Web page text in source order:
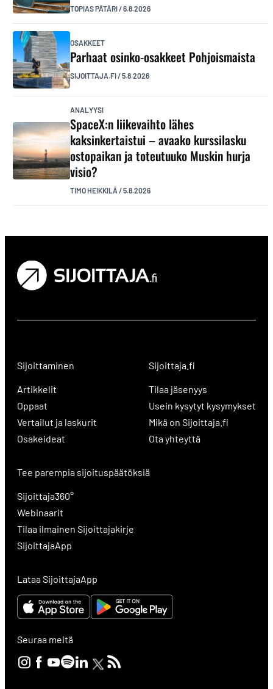
TOPIAS PÄTÄRI/6.8.2026
OSAKKEET
Parhaat osinko-osakkeet Pohjoismaista
SIJOITTAJA.FI/5.8.2026
ANALYYSI
SpaceX:n liikevaihto lähes
kaksinkertaistui – avaako kurssilasku
ostopaikan ja toteutuuko Muskin hurja
visio?
TIMO HEIKKILÄ /5.8.2026
Sijoittaminen
Artikkelit
Oppaat
Vertailut ja laskurit
Osakeideat
Sijoittaja.fi
Tilaa jäsenyys
Usein kysytyt kysymykset
Mikä on Sijoittaja.fi
Ota yhteyttä
Tee parempia sijoituspäätöksiä
Sijoittaja360°
Webinaarit
Tilaa ilmainen Sijoittajakirje
SijoittajaApp
Lataa SijoittajaApp
Seuraa meitä